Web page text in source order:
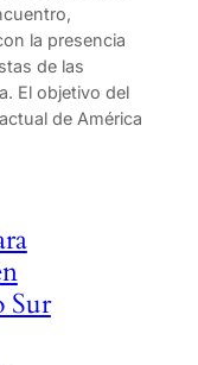
la presencia
de las
El objetivo del
de América
Sur